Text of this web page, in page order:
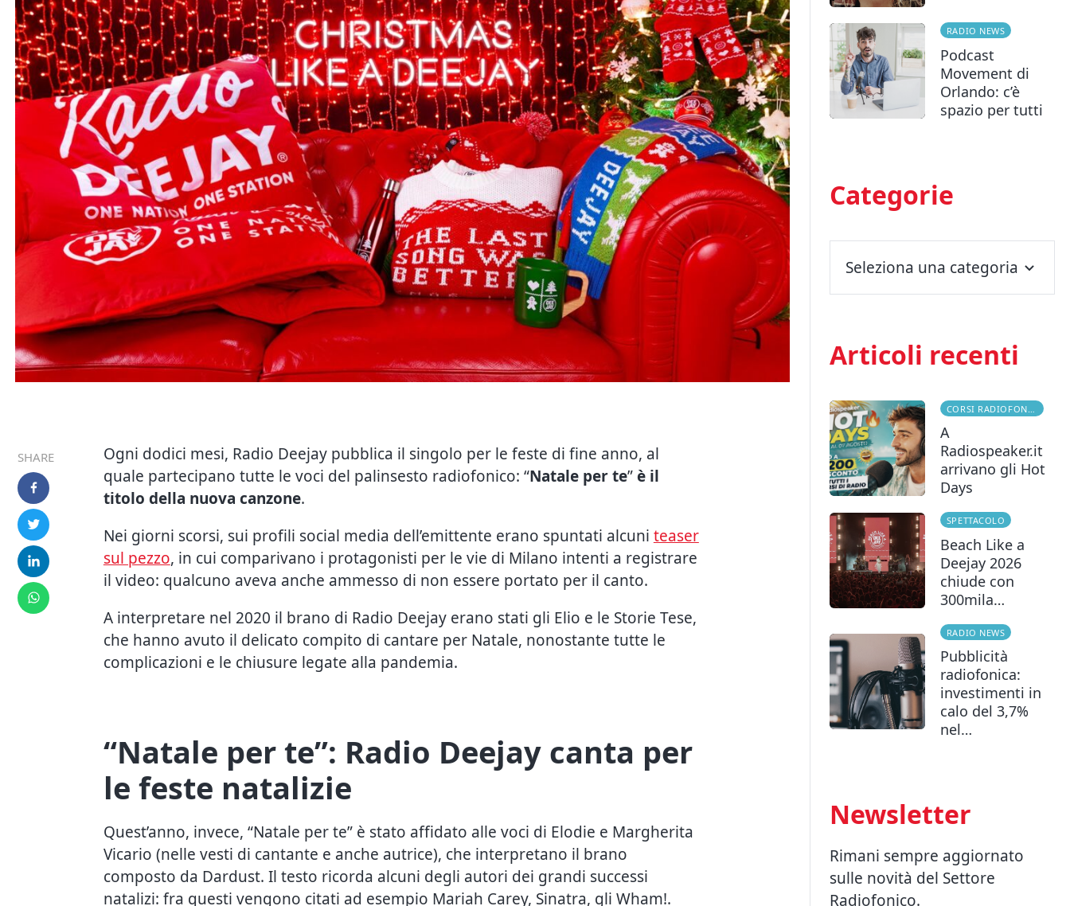
SHARE
Ogni dodici mesi, Radio Deejay pubblica il singolo per le feste di fine anno, al
quale partecipano tutte le voci del palinsesto radiofonico: “Natale per te”è il
titolo della nuova canzone.
Nei giorni scorsi, sui profili social media dell’emittente erano spuntati alcuni teaser
sul pezzo, in cui comparivano i protagonisti per le vie di Milano intenti a registrare
il video: qualcuno aveva anche ammesso di non essere portato per il canto.
A interpretare nel 2020 il brano di Radio Deejay erano stati gli Elio e le Storie Tese,
che hanno avuto il delicato compito di cantare per Natale, nonostante tutte le
complicazioni e le chiusure legate alla pandemia.
“Natale per te”: Radio Deejay canta per
le feste natalizie
Quest’anno, invece, “Natale per te” è stato affidato alle voci di Elodie e Margherita
Vicario (nelle vesti di cantante e anche autrice), che interpretano il brano
composto da Dardust. Il testo ricorda alcuni degli autori dei grandi successi
natalizi: fra questi vengono citati ad esempio Mariah Carey, Sinatra, gli Wham!.
RADIO NEWS
Podcast
Movement di
Orlando: c’è
spazio per tutti
Categorie
Seleziona una categoria
Articoli recenti
A
Radiospeaker.it
arrivano gli Hot
Days
SPETTACOLO
Beach Like a
Deejay 2026
chiude con
300mila…
RADIO NEWS
Pubblicità
radiofonica:
investimenti in
calo del 3,7%
nel…
Newsletter
Rimani sempre aggiornato
sulle novità del Settore
Radiofonico.